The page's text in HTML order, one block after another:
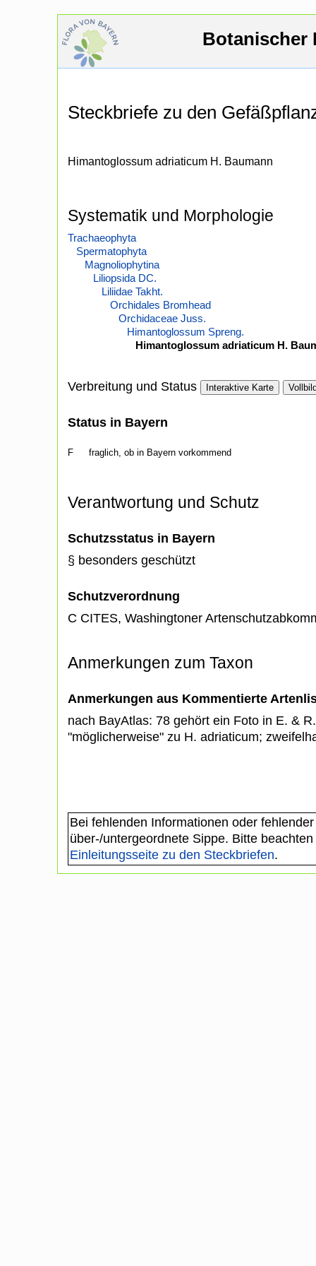
Botanischer
Steckbriefe zu den
Himantoglossum adriaticum H. Baumann
Systematik und Morphologie
Trachaeophyta
Spermatophyta
Magnoliophytina
Liliopsida DC.
Liliidae Takht.
Orchidales Bromhead
Orchidaceae Juss.
Himantoglossum Spreng.
Himantoglossum adriaticum H.
Verbreitung und Status Interaktive Karte
Status in Bayern
F fraglich, ob in Bayern vorkommend
Verantwortung und Schutz
Schutzsstatus in Bayern
§ besonders geschützt
Schutzverordnung
C CITES, Washingtoner
Anmerkungen zum Taxon
Anmerkungen aus Kommentierte
nach BayAtlas: 78 gehört ein Foto in E. &
"möglicherweise" zu H. adriaticum;
Bei fehlenden Informationen oder
über-/untergeordnete Sippe. Bitte
Einleitungsseite zu den Steckbriefen.